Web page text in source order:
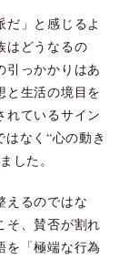
だ」と感じるよ
はどうなるの
引っかかりはあ
と生活の境目を
れているサイン
はなく“心の動き
した。
えるのではな
そ、賛否が割れ
を「極端な行為